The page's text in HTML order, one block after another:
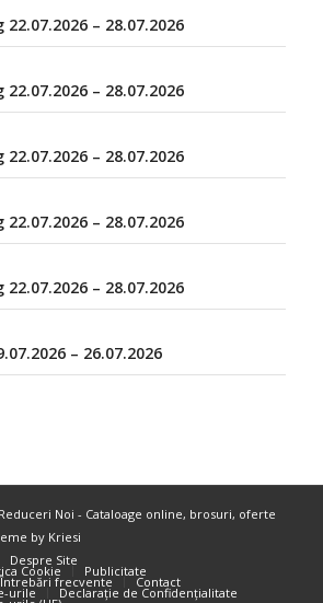
– 28.07.2026
– 28.07.2026
– 28.07.2026
– 28.07.2026
– 28.07.2026
– 26.07.2026
Reduceri Noi - Cataloage online, brosuri, oferte
by Kriesi
Despre Site
Cookie Publicitate
Întrebări frecvente Contact
urile Declarație de Confidențialitate